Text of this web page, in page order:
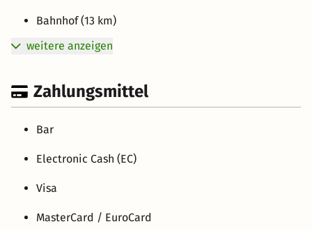
Bahnhof (13 km)
weitere anzeigen
Zahlungsmittel
Bar
Electronic Cash (EC)
Visa
MasterCard / EuroCard